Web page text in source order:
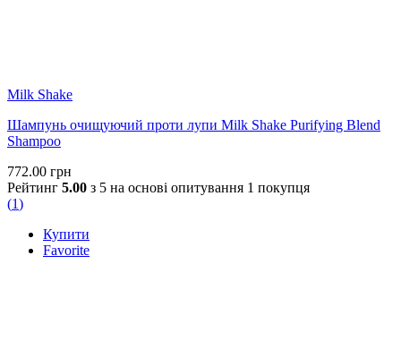
Milk Shake
Шампунь очищуючий проти лупи Milk Shake Purifying Blend
Shampoo
772.00 грн
Рейтинг 5.00 з 5 на основі опитування 1 покупця
(1)
Купити
Favorite